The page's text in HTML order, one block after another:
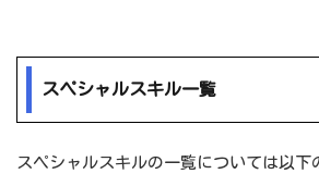
スペシャルスキル一覧
スペシャルスキルの一覧については以下